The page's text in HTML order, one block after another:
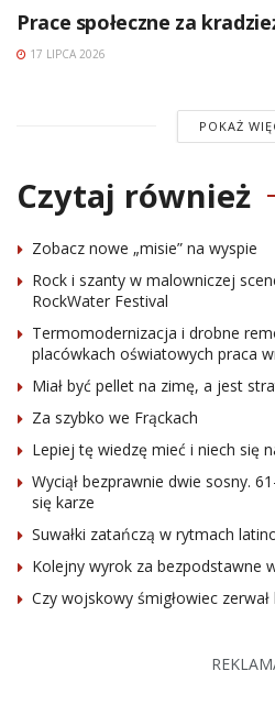
Prace społeczne za
17 LIPCA 2026
POKAŻ
Czytaj również
Zobacz nowe „misie” na wyspie
Rock i szanty w malowniczej
RockWater Festival
Termomodernizacja i drobne
placówkach oświatowych praca
Miał być pellet na zimę, a jest
Za szybko we Frąckach
Lepiej tę wiedzę mieć i niech się
Wyciął bezprawnie dwie sosny.
się karze
Suwałki zatańczą w rytmach
Kolejny wyrok za bezpodstawne
Czy wojskowy śmigłowiec